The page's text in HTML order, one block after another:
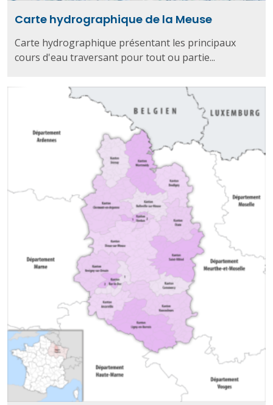
Carte hydrographique de la Meuse
Carte hydrographique présentant les principaux
cours d'eau traversant pour tout ou partie...